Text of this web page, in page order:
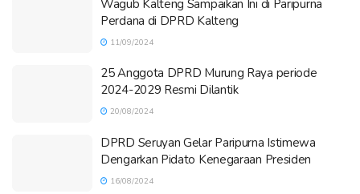
Wagub Kalteng Sampaikan Ini di Paripurna
Perdana di DPRD Kalteng
11/09/2024
25 Anggota DPRD Murung Raya periode
2024-2029 Resmi Dilantik
20/08/2024
DPRD Seruyan Gelar Paripurna Istimewa
Dengarkan Pidato Kenegaraan Presiden
16/08/2024